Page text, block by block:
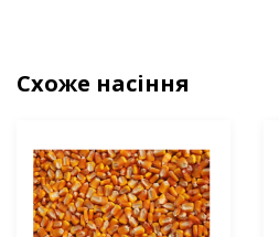
Схоже насіння